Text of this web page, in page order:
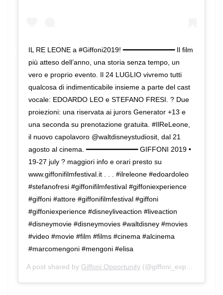
IL RE LEONE a #Giffoni2019! ━━━━━━━━━━━━━ Il film
più atteso dell’anno, una storia senza tempo, un
vero e proprio evento. ‪Il 24 LUGLIO vivremo tutti
qualcosa di indimenticabile insieme a parte del cast
vocale: EDOARDO LEO e STEFANO FRESI.‬ ? Due
proiezioni: una riservata ai jurors Generator +13 e
una seconda su prenotazione gratuita. #IlReLeone,
il nuovo capolavoro @waltdisneystudiosit, dal 21
agosto al cinema. ━━━━━━━━━━━━━ GIFFONI 2019 •
‪19-27 july‬ ? maggiori info e orari presto su
www.giffonifilmfestival.it . . . #ilreleone #edoardoleo
#stefanofresi #giffonifilmfestival #giffoniexperience
#giffoni #attore #giffonifilmfestival #giffoni
#giffoniexperience #disneyliveaction #liveaction
#disneymovie #disneymovies #waltdisney #movies
#video #movie #film #films #cinema #alcinema
#marcomengoni #mengoni #elisa
A post shared by Giffoni Opportunity (@giffoni_experience) on